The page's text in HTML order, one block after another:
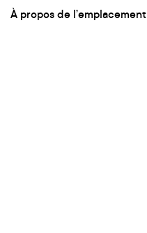
À propos de l’emplacement